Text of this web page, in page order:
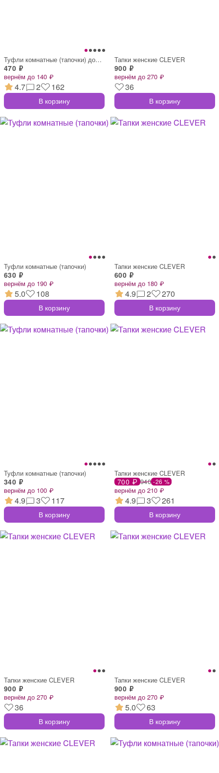
Туфли комнатные (тапочки) домашние женск
470 ₽
вернём до 140 ₽
4.7 2 162
В корзину
Тапки женские CLEVER
900 ₽
вернём до 270 ₽
36
В корзину
Туфли комнатные (тапочки)
630 ₽
вернём до 190 ₽
5.0 108
В корзину
Тапки женские CLEVER
600 ₽
вернём до 180 ₽
4.9 2 270
В корзину
Туфли комнатные (тапочки)
340 ₽
вернём до 100 ₽
4.9 3 117
В корзину
Тапки женские CLEVER
700 ₽ 940 -26 %
вернём до 210 ₽
4.9 3 261
В корзину
Тапки женские CLEVER
900 ₽
вернём до 270 ₽
36
В корзину
Тапки женские CLEVER
900 ₽
вернём до 270 ₽
5.0 63
В корзину